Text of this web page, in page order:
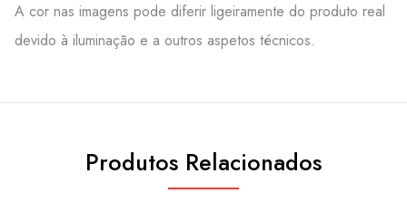
A cor nas imagens pode diferir ligeiramente do produto real
devido à iluminação e a outros aspetos técnicos.
Produtos Relacionados